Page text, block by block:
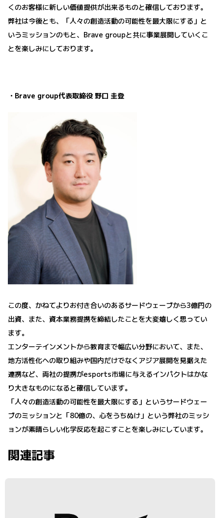
くのお客様に新しい価値提供が出来るものと確信しております。
弊社は今後とも、「人々の創造活動の可能性を最大限にする」と
いうミッションのもと、Brave groupと共に事業展開していくこ
とを楽しみにしております。
・Brave group代表取締役 野口 圭登
この度、かねてよりお付き合いのあるサードウェーブから3億円の
出資、また、資本業務提携を締結したことを大変嬉しく思ってい
ます。
エンターテインメントから教育まで幅広い分野において、また、
地方活性化への取り組みや国内だけでなくアジア展開を見据えた
連携など、両社の提携がesports市場に与えるインパクトはかな
り大きなものになると確信しています。
「人々の創造活動の可能性を最大限にする」というサードウェー
ブのミッションと「80億の、心をうちぬけ」という弊社のミッシ
ョンが素晴らしい化学反応を起こすことを楽しみにしています。
関連記事